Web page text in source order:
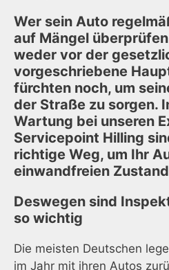
Wer sein Auto
auf Mängel
weder vor der
vorgeschriebene
fürchten noch, um
der Straße zu sorgen.
Wartung bei unseren
Servicepoint Hilling
richtige Weg, um Ihr
einwandfreien
Deswegen sind
so wichtig
Die meisten Deutschen
im Jahr mit ihren Autos